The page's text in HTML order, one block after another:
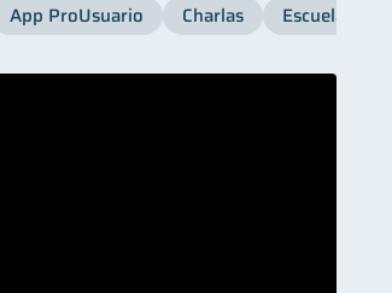
App ProUsuario Charlas Escuela SB